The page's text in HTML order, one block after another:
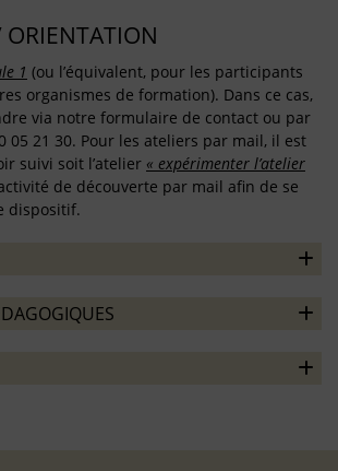
ORIENTATION
1 (ou l’équivalent, pour les participants
organismes de formation). Dans ce cas,
via notre formulaire de contact ou par
05 21 30. Pour les ateliers par mail, il est
suivi soit l’atelier « expérimenter l’atelier
de découverte par mail afin de se
dispositif.